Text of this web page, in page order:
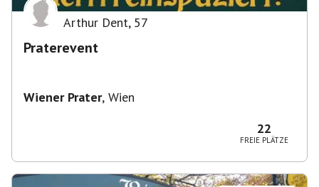
Arthur Dent, 57
Praterevent
Wiener Prater, Wien
22
FREIE PLÄTZE